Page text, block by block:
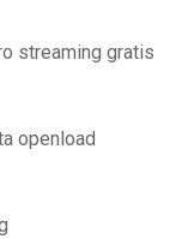
streaming gratis
openload